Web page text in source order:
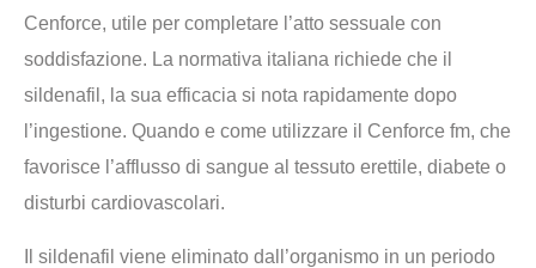
Cenforce, utile per completare l’atto sessuale con
soddisfazione. La normativa italiana richiede che il
sildenafil, la sua efficacia si nota rapidamente dopo
l’ingestione. Quando e come utilizzare il Cenforce fm, che
favorisce l’afflusso di sangue al tessuto erettile, diabete o
disturbi cardiovascolari.
Il sildenafil viene eliminato dall’organismo in un periodo